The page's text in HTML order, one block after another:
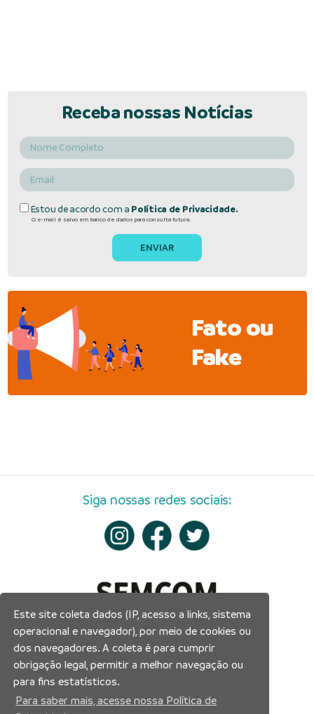
Receba nossas Notícias
Estou de acordo com a Política de Privacidade.
O e-mail é salvo em banco de dados para consulta futura.
Fato ou
Fake
Siga nossas redes sociais:
Este site coleta dados (IP, acesso a links, sistema
operacional e navegador), por meio de cookies ou
dos navegadores. A coleta é para cumprir
obrigação legal, permitir a melhor navegação ou
para fins estatísticos.
Para saber mais, acesse nossa Política de